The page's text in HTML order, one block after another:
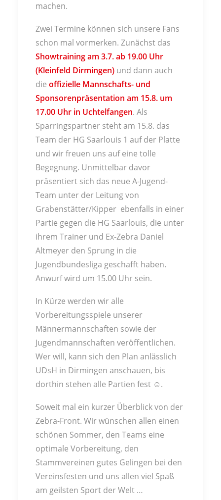
machen.
Zwei Termine können sich unsere Fans
schon mal vormerken. Zunächst das
Showtraining am 3.7. ab 19.00 Uhr
(Kleinfeld Dirmingen) und dann auch
die offizielle Mannschafts- und
Sponsorenpräsentation am 15.8. um
17.00 Uhr in Uchtelfangen. Als
Sparringspartner steht am 15.8. das
Team der HG Saarlouis 1 auf der Platte
und wir freuen uns auf eine tolle
Begegnung. Unmittelbar davor
präsentiert sich das neue A-Jugend-
Team unter der Leitung von
Grabenstätter/Kipper ebenfalls in einer
Partie gegen die HG Saarlouis, die unter
ihrem Trainer und Ex-Zebra Daniel
Altmeyer den Sprung in die
Jugendbundesliga geschafft haben.
Anwurf wird um 15.00 Uhr sein.
In Kürze werden wir alle
Vorbereitungsspiele unserer
Männermannschaften sowie der
Jugendmannschaften veröffentlichen.
Wer will, kann sich den Plan anlässlich
UDsH in Dirmingen anschauen, bis
dorthin stehen alle Partien fest ☺.
Soweit mal ein kurzer Überblick von der
Zebra-Front. Wir wünschen allen einen
schönen Sommer, den Teams eine
optimale Vorbereitung, den
Stammvereinen gutes Gelingen bei den
Vereinsfesten und uns allen viel Spaß
am geilsten Sport der Welt …